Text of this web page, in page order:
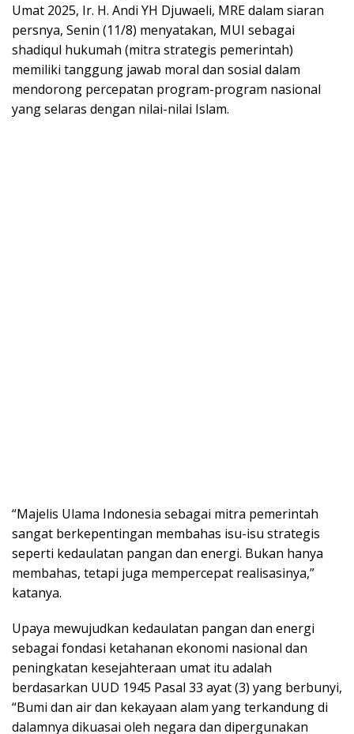
Umat 2025, Ir. H. Andi YH Djuwaeli, MRE dalam siaran
persnya, Senin (11/8) menyatakan, MUI sebagai
shadiqul hukumah (mitra strategis pemerintah)
memiliki tanggung jawab moral dan sosial dalam
mendorong percepatan program-program nasional
yang selaras dengan nilai-nilai Islam.
“Majelis Ulama Indonesia sebagai mitra pemerintah
sangat berkepentingan membahas isu-isu strategis
seperti kedaulatan pangan dan energi. Bukan hanya
membahas, tetapi juga mempercepat realisasinya,”
katanya.
Upaya mewujudkan kedaulatan pangan dan energi
sebagai fondasi ketahanan ekonomi nasional dan
peningkatan kesejahteraan umat itu adalah
berdasarkan UUD 1945 Pasal 33 ayat (3) yang berbunyi,
“Bumi dan air dan kekayaan alam yang terkandung di
dalamnya dikuasai oleh negara dan dipergunakan